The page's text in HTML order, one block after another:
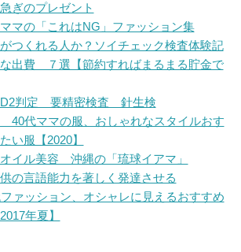
ぎのプレゼント
マの「これはNG」ファッション集
つくれる人か？ソイチェック検査体験記
出費 ７選【節約すればまるまる貯金で
判定 要精密検査 針生検
40代ママの服、おしゃれなスタイルおす
い服【2020】
イル美容 沖縄の「琉球イアマ」
の言語能力を著しく発達させる
ァッション、オシャレに見えるおすすめ
年夏】